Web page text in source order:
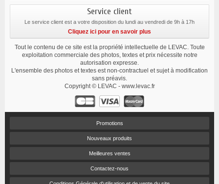
Service client
Le service client est a votre disposition du lundi au vendredi de 9h à 17h
Cliquez ici pour en savoir plus
Tout le contenu de ce site est la propriété intellectuelle de LEVAC. Toute
exploitation commerciale des photos, textes et prix nécessite notre
autorisation expresse.
L'ensemble des photos et textes est non-contractuel et sujet à modification
sans préavis.
Copyright © LEVAC - www.levac.fr
Promotions
Nouveaux produits
Meilleures ventes
Contactez-nous